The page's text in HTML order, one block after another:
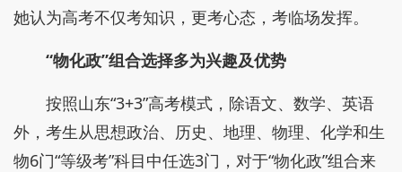
她认为高考不仅考知识，更考心态，考临场发挥。
“物化政”组合选择多为兴趣及优势
按照山东“3+3”高考模式，除语文、数学、英语
外，考生从思想政治、历史、地理、物理、化学和生
物6门“等级考”科目中任选3门，对于“物化政”组合来